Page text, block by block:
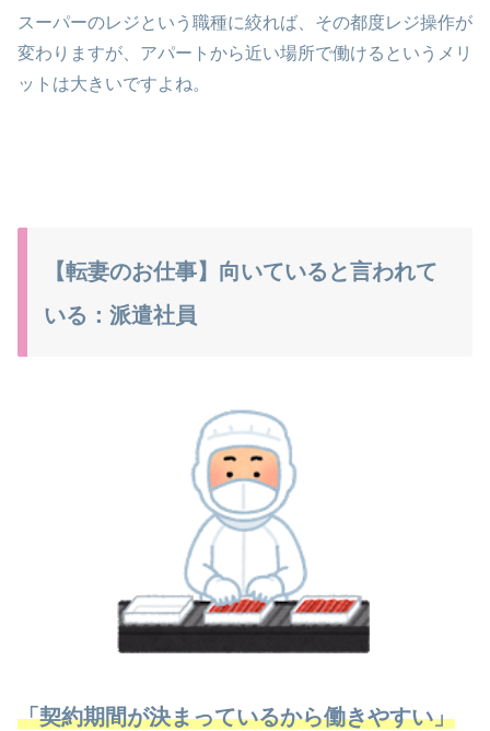
スーパーのレジという職種に絞れば、その都度レジ操作が
変わりますが、アパートから近い場所で働けるというメリ
ットは大きいですよね。
【転妻のお仕事】向いていると言われて
いる：派遣社員
「契約期間が決まっているから働きやすい」